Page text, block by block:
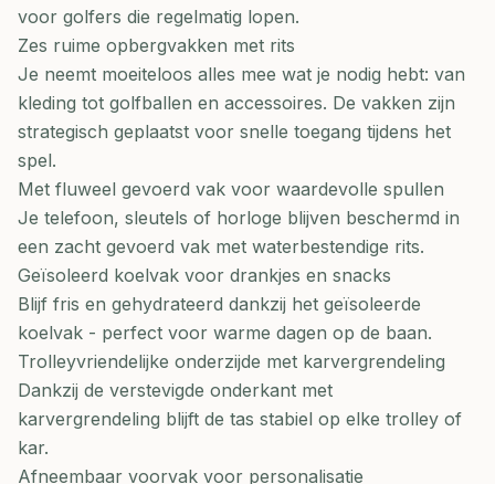
voor golfers die regelmatig lopen.
Zes ruime opbergvakken met rits
Je neemt moeiteloos alles mee wat je nodig hebt: van
kleding tot golfballen en accessoires. De vakken zijn
strategisch geplaatst voor snelle toegang tijdens het
spel.
Met fluweel gevoerd vak voor waardevolle spullen
Je telefoon, sleutels of horloge blijven beschermd in
een zacht gevoerd vak met waterbestendige rits.
Geïsoleerd koelvak voor drankjes en snacks
Blijf fris en gehydrateerd dankzij het geïsoleerde
koelvak - perfect voor warme dagen op de baan.
Trolleyvriendelijke onderzijde met karvergrendeling
Dankzij de verstevigde onderkant met
karvergrendeling blijft de tas stabiel op elke trolley of
kar.
Afneembaar voorvak voor personalisatie